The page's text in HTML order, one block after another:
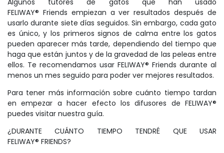
FELIWAY® Friends empiezan a ver resultados después de
usarlo durante siete días seguidos. Sin embargo, cada gato
es único, y los primeros signos de calma entre los gatos
pueden aparecer más tarde, dependiendo del tiempo que
haga que están juntos y de la gravedad de las peleas entre
ellos. Te recomendamos usar FELIWAY® Friends durante al
menos un mes seguido para poder ver mejores resultados.
Para tener más información sobre cuánto tiempo tardan
en empezar a hacer efecto los difusores de FELIWAY®
puedes visitar nuestra guía.
¿DURANTE CUÁNTO TIEMPO TENDRÉ QUE USAR
FELIWAY® FRIENDS?